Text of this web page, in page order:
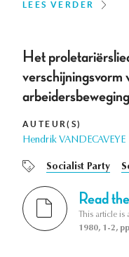
LEES VERDER
Het
verschijningsvorm
AUTEUR(S)
Hendrik VANDECAVEYE
Socialist Party
Read
This article
1980, 1-2,